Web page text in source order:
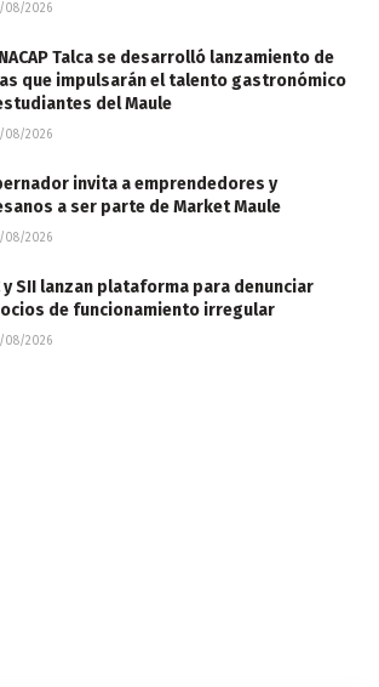
08/2026
Talca se desarrolló lanzamiento de
que impulsarán el talento gastronómico
del Maule
08/2026
invita a emprendedores y
a ser parte de Market Maule
08/2026
y SII lanzan plataforma para denunciar
de funcionamiento irregular
08/2026